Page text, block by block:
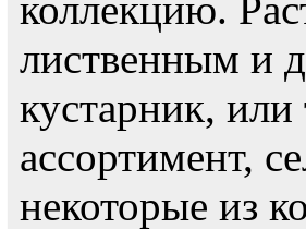
лиственным и
кустарник, или
ассортимент,
некоторые из